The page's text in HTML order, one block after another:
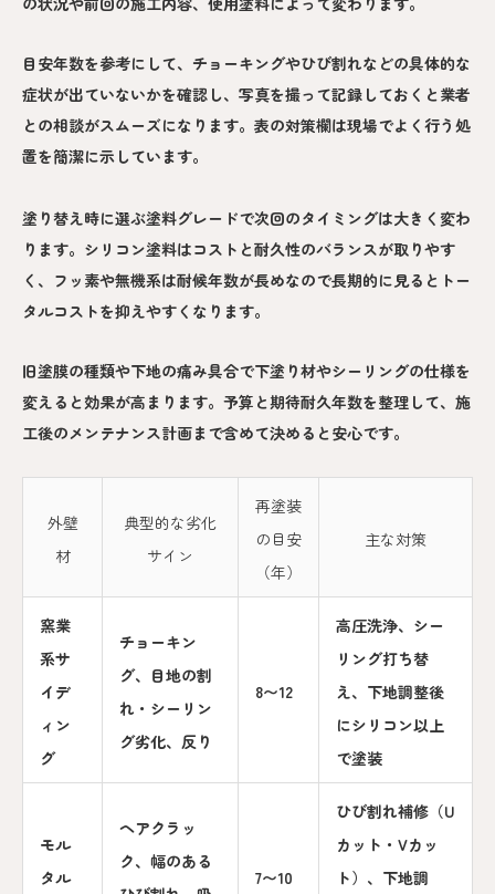
目安年数を参考にして、チョーキングやひび割れなどの具体的な
症状が出ていないかを確認し、写真を撮って記録しておくと業者
との相談がスムーズになります。表の対策欄は現場でよく行う処
置を簡潔に示しています。
塗り替え時に選ぶ塗料グレードで次回のタイミングは大きく変わ
ります。シリコン塗料はコストと耐久性のバランスが取りやす
く、フッ素や無機系は耐候年数が長めなので長期的に見るとトー
タルコストを抑えやすくなります。
旧塗膜の種類や下地の痛み具合で下塗り材やシーリングの仕様を
変えると効果が高まります。予算と期待耐久年数を整理して、施
工後のメンテナンス計画まで含めて決めると安心です。
外壁
材
典型的な劣化
サイン
再塗装
の目安
（年）
主な対策
窯業
系サ
イデ
ィン
グ
チョーキン
グ、目地の割
れ・シーリン
グ劣化、反り
8〜12
高圧洗浄、シー
リング打ち替
え、下地調整後
にシリコン以上
で塗装
モル
タル
ヘアクラッ
ク、幅のある
7〜10
ひび割れ補修（U
カット・Vカッ
ト）、下地調